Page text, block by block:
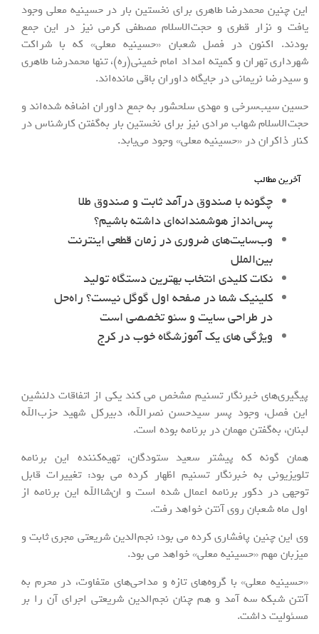
این چنین محمدرضا طاهری برای نخستین بار در حسینیه معلی وجود
یافت و نزار قطری و حجت‌الاسلام مصطفی کرمی نیز در این جمع
بودند. اکنون در فصل شعبان «حسینیه معلی» که با شراکت
شهرداری تهران و کمیته امداد امام خمینی(ره)، تنها محمدرضا طاهری
و سیدرضا نریمانی در جایگاه داوران باقی مانده‌اند.
حسین سیب‌سرخی و مهدی سلحشور به جمع داوران اضافه شده‌اند و
حجت‌الاسلام شهاب مرادی نیز برای نخستین بار به‌گفتن کارشناس در
کنار ذاکران در «حسینیه معلی» وجود می‌یابد.
آخرین مطالب
چگونه با صندوق درآمد ثابت و صندوق طلا
پس‌انداز هوشمندانه‌ای داشته باشیم؟
وب‌سایت‌های ضروری در زمان قطعی اینترنت
بین‌الملل
نکات کلیدی انتخاب بهترین دستگاه تولید
کلینیک شما در صفحه اول گوگل نیست؟ راه‌حل
در طراحی سایت و سئو تخصصی است
ویژگی های یک آموزشگاه خوب در کرج
پیگیری‌های خبرنگار تسنیم مشخص می کند یکی از اتفاقات دلنشین
این فصل، وجود پسر سیدحسن نصرالله، دبیرکل شهید حزب‌الله
لبنان، به‌گفتن مهمان در برنامه بوده است.
همان گونه که پیشتر سعید ستودگان، تهیه‌کننده این برنامه
تلویزیونی به خبرنگار تسنیم اظهار کرده می بود: تغییرات قابل
توجهی در دکور برنامه اعمال شده است و ان‌شاالله این برنامه از
اول ماه شعبان روی آنتن خواهد رفت.
وی این چنین پافشاری کرده می بود: نجم‌الدین شریعتی مجری ثابت و
میزبان مهم «حسینیه معلی» خواهد می بود.
«حسینیه معلی» با گروه‌های تازه و مداحی‌های متفاوت، در محرم به
آنتن شبکه سه آمد و هم چنان نجم‌الدین شریعتی اجرای آن را بر
مسئولیت داشت.